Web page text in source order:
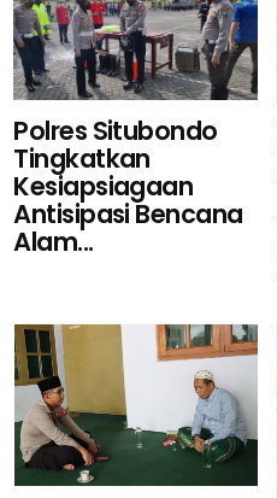
Polres Situbondo
Tingkatkan
Kesiapsiagaan
Antisipasi Bencana
Alam...